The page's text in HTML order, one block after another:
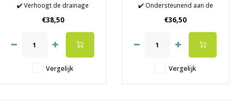
✔️ Verhoogt de drainage
metabolisme
✔️ Anti-cellulitis
✔️ Platte buik
€38,50
Vergelijk
✔️ Ondersteunend aan de
✔️ Preventief voor een goed
functioneren
✔️ Anti-stress en anti-aging
mineralen en antioxidanten
✔️ De beste kwaliteit en werkz
€36,50
Vergelijk